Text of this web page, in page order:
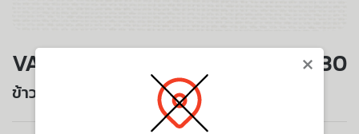
VALUE SET 30
ข้าวญี่ปุ่น
×